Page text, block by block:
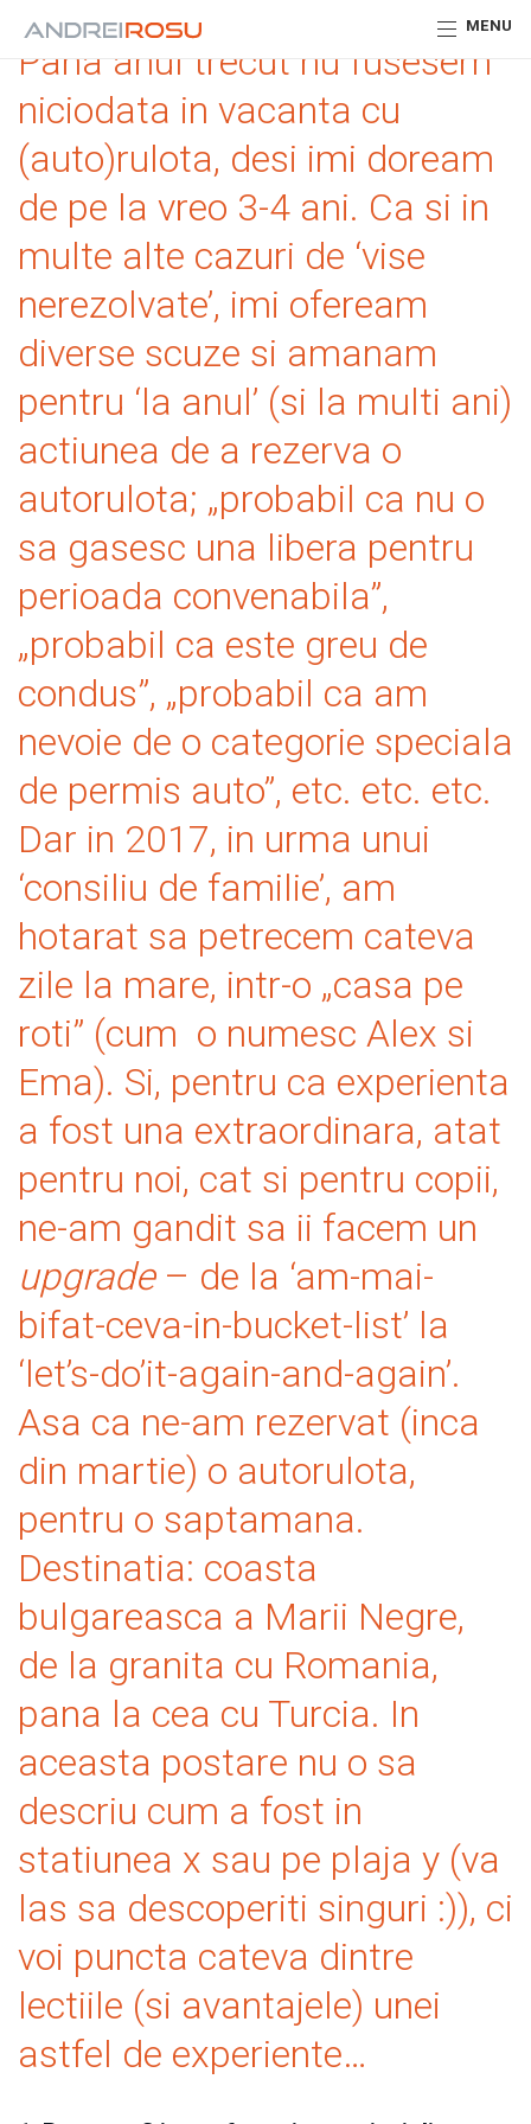
MENU
Pana anul trecut nu fusesem
niciodata in vacanta cu
(auto)rulota, desi imi doream
de pe la vreo 3-4 ani. Ca si in
multe alte cazuri de ‘vise
nerezolvate’, imi ofeream
diverse scuze si amanam
pentru ‘la anul’ (si la multi ani)
actiunea de a rezerva o
autorulota; „probabil ca nu o
sa gasesc una libera pentru
perioada convenabila”,
„probabil ca este greu de
condus”, „probabil ca am
nevoie de o categorie speciala
de permis auto”, etc. etc. etc.
Dar in 2017, in urma unui
‘consiliu de familie’, am
hotarat sa petrecem cateva
zile la mare, intr-o „casa pe
roti” (cum o numesc Alex si
Ema). Si, pentru ca experienta
a fost una extraordinara, atat
pentru noi, cat si pentru copii,
ne-am gandit sa ii facem un
upgrade– de la ‘am-mai-
bifat-ceva-in-bucket-list’ la
‘let’s-do’it-again-and-again’.
Asa ca ne-am rezervat (inca
din martie) o autorulota,
pentru o saptamana.
Destinatia: coasta
bulgareasca a Marii Negre,
de la granita cu Romania,
pana la cea cu Turcia. In
aceasta postare nu o sa
descriu cum a fost in
statiunea x sau pe plaja y (va
las sa descoperiti singuri :)), ci
voi puncta cateva dintre
lectiile (si avantajele) unei
astfel de experiente…